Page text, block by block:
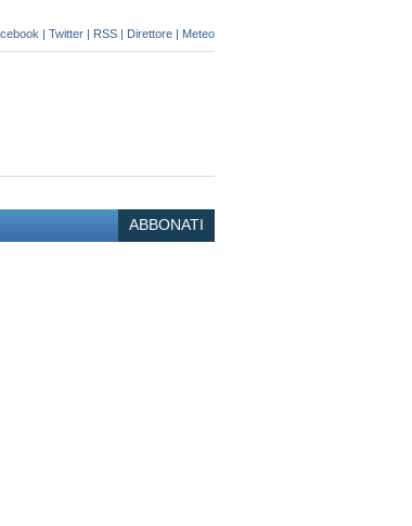
| Twitter | RSS | Direttore | Meteo
ABBONATI